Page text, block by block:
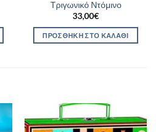
Τριγωνικό Ντόμινο
33,00€
ΠΡΟΣΘΉΚΗ ΣΤΟ ΚΑΛΆΘΙ